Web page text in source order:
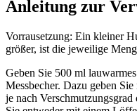
Anleitung zur
Vorrausetzung: Ein kleiner
größer, ist die jeweilige
Geben Sie 500 ml
Messbecher. Dazu geben
je nach